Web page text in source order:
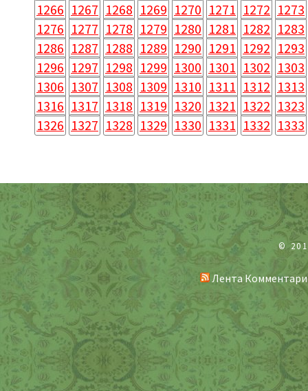
1266 1267 1268 1269 1270 1271 1272 1273
1276 1277 1278 1279 1280 1281 1282 1283
1286 1287 1288 1289 1290 1291 1292 1293
1296 1297 1298 1299 1300 1301 1302 1303
1306 1307 1308 1309 1310 1311 1312 1313
1316 1317 1318 1319 1320 1321 1322 1323
1326 1327 1328 1329 1330 1331 1332 1333
©
Лента